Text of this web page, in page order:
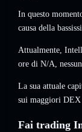
In questo
causa della
Attualmente,
ore di N/A,
La sua attuale
sui maggiori DEX
Fai trading